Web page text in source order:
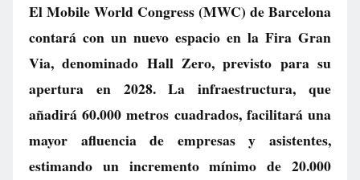
El Mobile World Congress (MWC) de Barcelona
contará con un nuevo espacio en la Fira Gran
Via, denominado Hall Zero, previsto para su
apertura en 2028. La infraestructura, que
añadirá 60.000 metros cuadrados, facilitará una
mayor afluencia de empresas y asistentes,
estimando un incremento mínimo de 20.000